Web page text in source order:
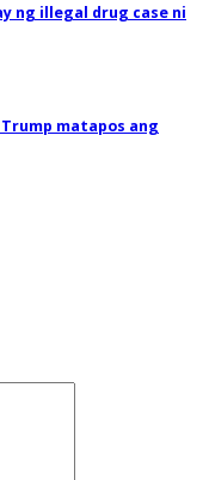
ng illegal drug case ni
matapos ang